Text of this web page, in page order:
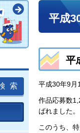
平成
平
平成30年9月
作品応募数
ばれました。
このうち、